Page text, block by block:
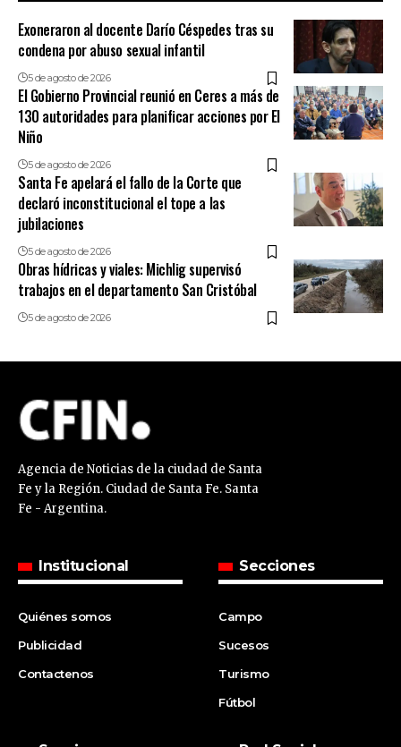
Exoneraron al docente Darío Céspedes tras su
condena por abuso sexual infantil
5 de agosto de 2026
El Gobierno Provincial reunió en Ceres a más de
130 autoridades para planificar acciones por El
Niño
5 de agosto de 2026
Santa Fe apelará el fallo de la Corte que
declaró inconstitucional el tope a las
jubilaciones
5 de agosto de 2026
Obras hídricas y viales: Michlig supervisó
trabajos en el departamento San Cristóbal
5 de agosto de 2026
Agencia de Noticias de la ciudad de Santa
Fe y la Región. Ciudad de Santa Fe. Santa
Fe - Argentina.
Institucional
Quiénes somos
Publicidad
Contactenos
Secciones
Campo
Sucesos
Turismo
Fútbol